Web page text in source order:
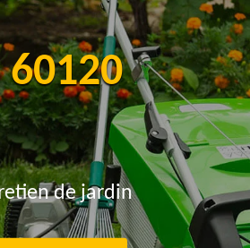
de jardin